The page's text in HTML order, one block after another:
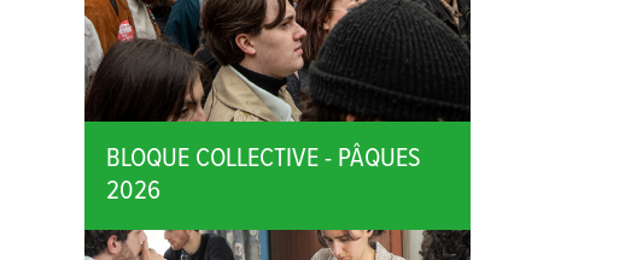
BLOQUE COLLECTIVE - PÂQUES
2026